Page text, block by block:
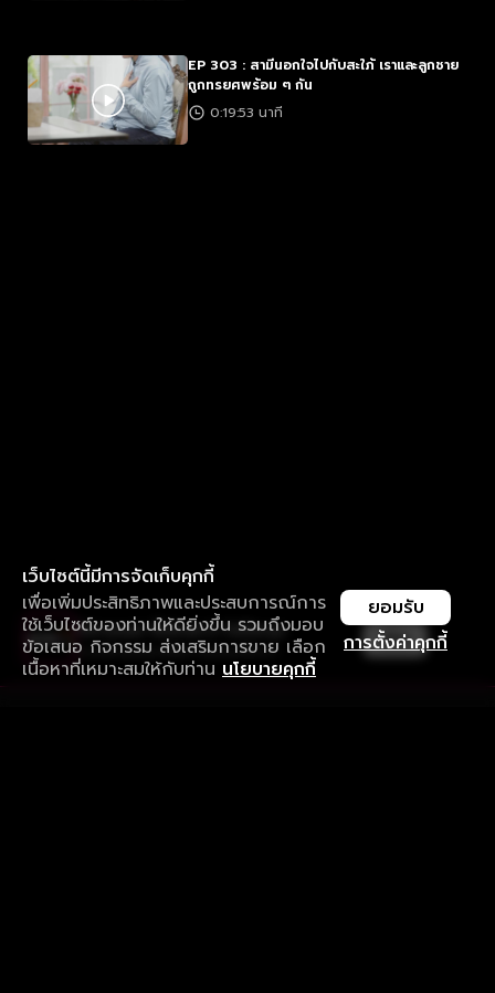
EP 303 : สามีนอกใจไปกับสะใภ้ เราและลูกชาย
ถูกทรยศพร้อม ๆ กัน
0:19:53 นาที
เว็บไซต์นี้มีการจัดเก็บคุกกี้
เพื่อเพิ่มประสิทธิภาพและประสบการณ์การ
ใช้เว็บไซต์ของท่านให้ดียิ่งขึ้น รวมถึงมอบ
ข้อเสนอ กิจกรรม ส่งเสริมการขาย เลือก
เนื้อหาที่เหมาะสมให้กับท่าน นโยบายคุกกี้
การตั้งค่าคุกกี้
ยอมรับ
ใช้งานแอป ลื่นไหลกว่า ไม่มีสะดุด
ดาวน์โหลดแอปเพื่อการรับชมที่ดีกว่า เปิด